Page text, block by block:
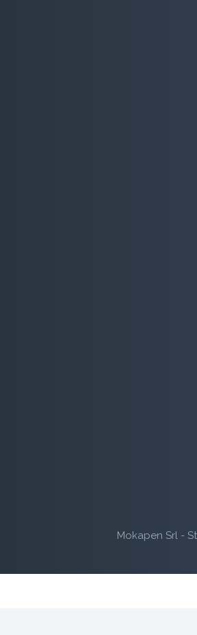
Mokapen Srl -